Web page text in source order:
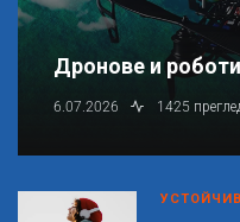
Дронове и
6.07.2026 1425